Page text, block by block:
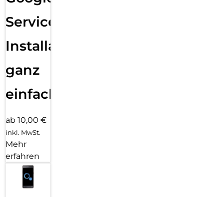
Mit 7 Jahren Software- und Sicherheitsupdates bleibt dein
Galaxy S26+ auf dem aktuellen Stand. Du kannst von neuen
Funktionen, Weiterentwicklungen der Benutzeroberfläche
persönlichen Daten, Apps und Inhalte zuverlässig geschützt.
Services
Installation
ganz
einfach
ab 10,00 €
inkl. MwSt.
Mehr
erfahren